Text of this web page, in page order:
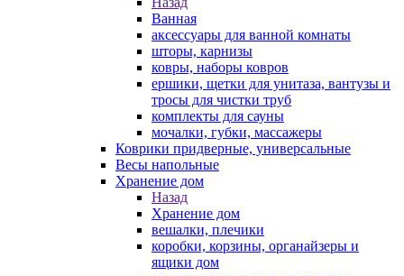
Ванная
аксессуары для ванной комнаты
шторы, карнизы
ковры, наборы ковров
ершики, щетки для унитаза, вантузы и
тросы для чистки труб
комплекты для сауны
мочалки, губки, массажеры
Коврики придверные, универсальные
Весы напольные
Хранение дом
Назад
Хранение дом
вешалки, плечики
коробки, корзины, органайзеры и
ящики дом